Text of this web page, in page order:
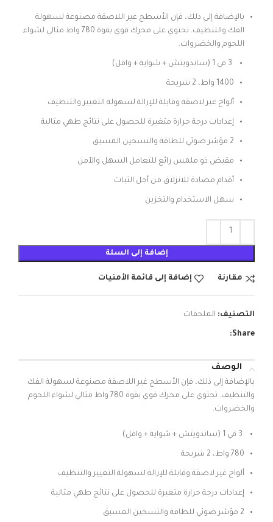
بالإضافة إلى ذلك، فإن الأسطح غير اللاصقة مصنوعة لسهولة
الفك والتنظيف. تحتوي على محرك قوي بقوة 780 واط مثالي لشواء
اللحوم والخضروات.
1400 واط، 2 شريحة
ألواح غير لاصقة وقابلة للإزالة لسهولة التغيير والتنظيف
إعدادات درجة حرارة متغيرة للحصول على نتائج طهي مثالية
2 مؤشر ضوئي للطاقة والتسخين المسبق
مقبض ذو ملمس رائع للتعامل السهل والآمن
أقدام مضادة للانزلاق من أجل الثبات
سهل الاستخدام والتخزين
إضافة إلى السلة
مقارنة إضافة إلى قائمة الأمنيات
التصنيف: الملحقات
Share:
الوصف
بالإضافة إلى ذلك، فإن الأسطح غير اللاصقة مصنوعة لسهولة الفك
والتنظيف. تحتوي على محرك قوي بقوة 780 واط مثالي لشواء اللحوم
والخضروات.
780 واط، 2 شريحة
ألواح غير لاصقة وقابلة للإزالة لسهولة التغيير والتنظيف
إعدادات درجة حرارة متغيرة للحصول على نتائج طهي مثالية
2 مؤشر ضوئي للطاقة والتسخين المسبق